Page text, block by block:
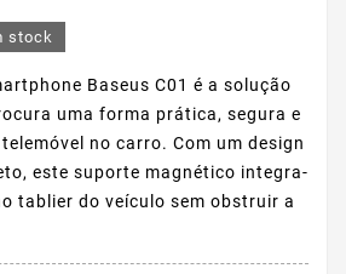
stock
Baseus C01 é a solução
uma forma prática, segura e
no carro. Com um design
este suporte magnético integra-
tablier do veículo sem obstruir a